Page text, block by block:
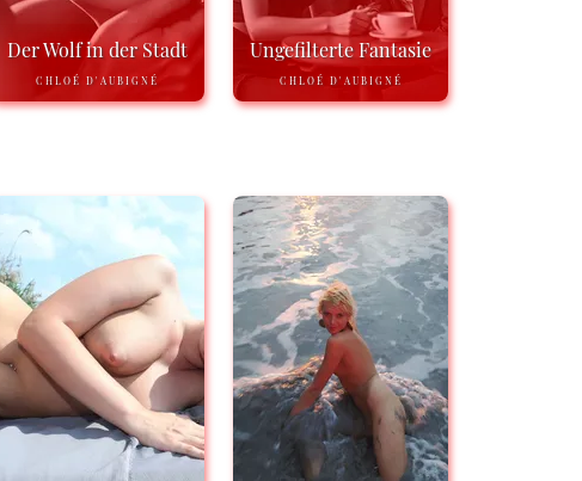
Der Wolf in der Stadt
CHLOÉ D'AUBIGNÉ
Ungefilterte Fantasie
CHLOÉ D'AUBIGNÉ